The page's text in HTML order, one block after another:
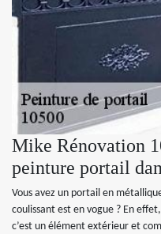
Mike Rénovation
peinture portail
Vous avez un portail en
coulissant est en vogue ? En
c’est un élément extérieur et